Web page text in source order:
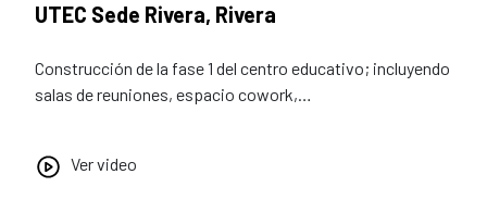
UTEC Sede Rivera, Rivera
Construcción de la fase 1 del centro educativo; incluyendo
salas de reuniones, espacio cowork,…
Ver video